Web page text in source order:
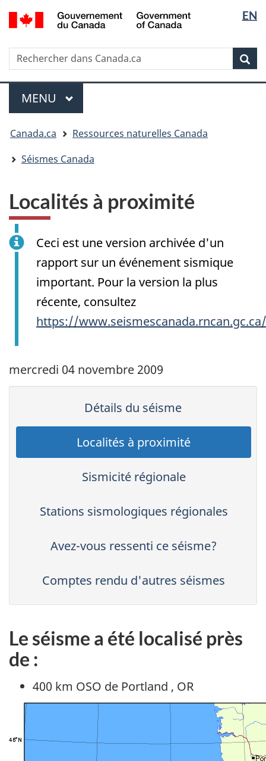
Passer
au
principal
Passer
à
sujet
du
gouvernement »
Passer
à
version
HTML
simplifiée
la
langue
EN
Rechercher
Rechercher
dans
Canada.ca
Menu
MENU PRINCIPAL
êtes
ici
Canada.ca
Ressources naturelles Canada
Séismes Canada
Localités à proximité
Ceci est une version archivée d'un
rapport sur un événement sismique
important. Pour la version la plus
récente, consultez
https://
mercredi 04 novembre 2009
Détails du séisme
Localités à proximité
Sismicité régionale
Stations sismologiques régionales
Avez-vous ressenti ce séisme?
Comptes rendu d'autres séismes
Le séisme a été localisé près
de :
400 km OSO de Portland , OR